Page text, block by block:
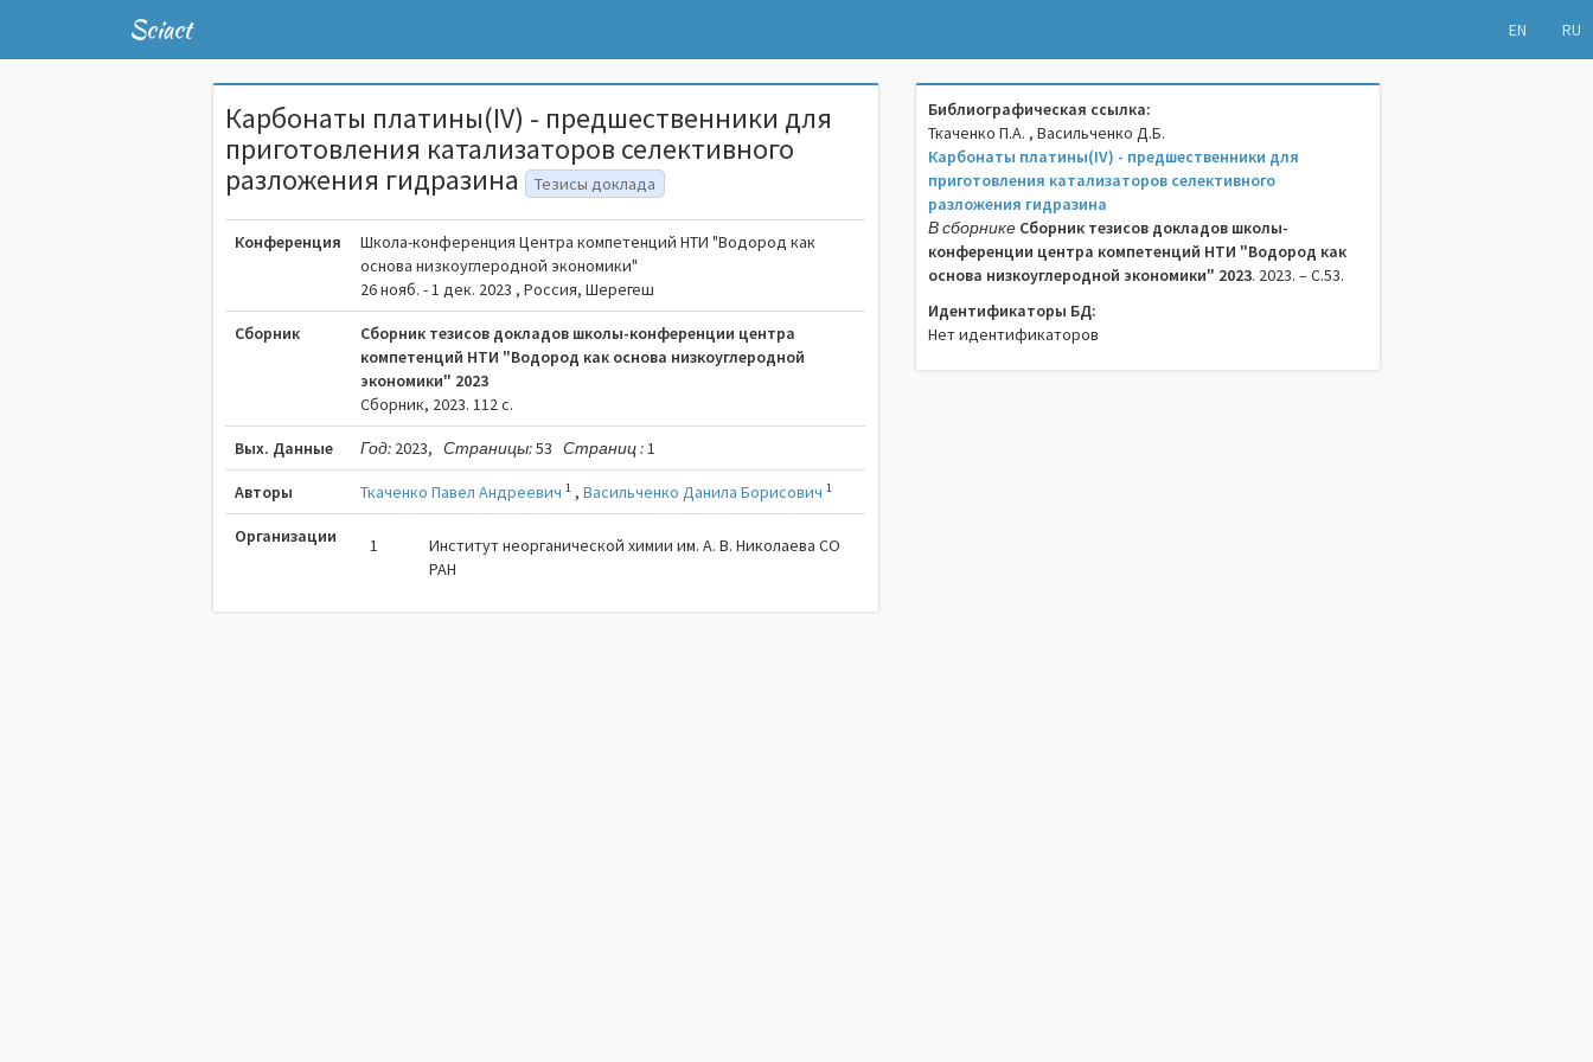
Sciact EN RU
Карбонаты платины(IV) - предшественники для
приготовления катализаторов селективного
разложения гидразина Тезисы доклада
Конференция
Школа-конференция Центра компетенций НТИ "Водород как
основа низкоуглеродной экономики"
26 нояб. - 1 дек. 2023 , Россия, Шерегеш
Сборник
Сборник тезисов докладов школы-конференции центра
компетенций НТИ "Водород как основа низкоуглеродной
экономики" 2023
Сборник, 2023. 112 c.
Вых. Данные Год: 2023, Страницы:53 Страниц :1
Авторы Ткаченко Павел Андреевич 1 ,Васильченко Данила Борисович 1
Организации 1
Институт неорганической химии им. А. В. Николаева СО
РАН
Библиографическая ссылка:
Ткаченко П.А. , Васильченко Д.Б.
Карбонаты платины(IV) - предшественники для
приготовления катализаторов селективного
разложения гидразина
В сборнике Сборник тезисов докладов школы-
конференции центра компетенций НТИ "Водород как
основа низкоуглеродной экономики" 2023. 2023. – C.53.
Идентификаторы БД:
Нет идентификаторов